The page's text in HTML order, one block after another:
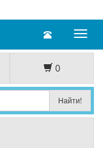
Toggle
0